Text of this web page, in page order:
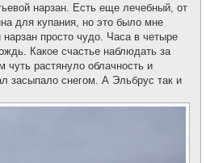
нарзан. Есть еще лечебный, от
для купания, но это было мне
нарзан просто чудо. Часа в четыре
Какое счастье наблюдать за
чуть растянуло облачность и
засыпало снегом. А Эльбрус так и